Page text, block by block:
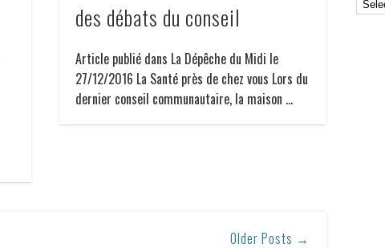
des débats du conseil
Article publié dans La Dépêche du Midi le
27/12/2016 La Santé près de chez vous Lors du
dernier conseil communautaire, la maison …
Older Posts →